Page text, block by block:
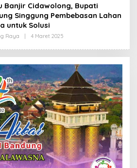
R
E
K
I
Banjir Cidawolong, Bupati
Singgung Pembebasan Lahan
untuk Solusi
Raya 4 Maret 2025
E
H
R
D
A
I